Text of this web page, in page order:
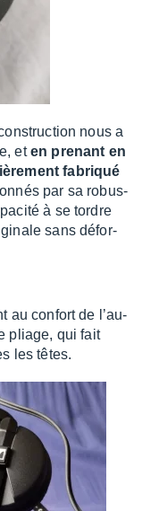
nous a
eten prenant en
fabriqué
par sa robus­
à se tordre
sans défor­
au confort de l’au­
pliage, qui fait
les têtes.